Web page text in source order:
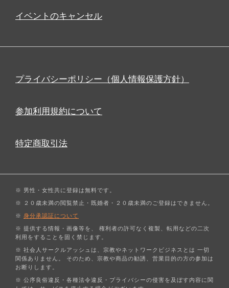
イベントのキャンセル
プライバシーポリシー（個人情報保護方針）
参加利用規約について
特定商取引法
※ 男性・女性共に登録は無料です。
※ ２０歳未満の閲覧禁止・既婚者・２０歳未満のご登録はできません。
※ 身分承認証について
※ 提供する情報・画像等を、 権利者の許可なく複製、転用などの二次
利用をすることを固く禁じます。
※ 社会人サークルアッシュは、宗教やネットワークビジネスとは 一切
関係ありません。 そのため、宗教や商品の勧誘、営業目的の方の参加は
お断りします。
※ 公序良俗違反・各種法令違反・プライバシーの侵害を及ぼす内容に関